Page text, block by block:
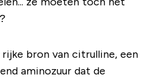
bron van citrulline, een
aminozuur dat de